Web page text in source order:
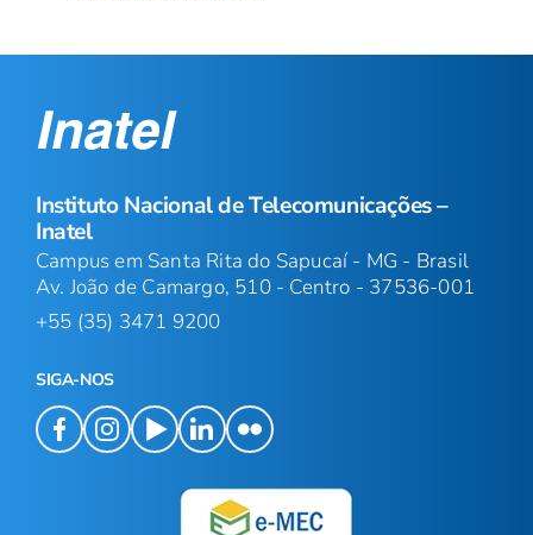
Instituto Nacional de Telecomunicações –
Inatel
Campus em Santa Rita do Sapucaí - MG - Brasil
Av. João de Camargo, 510 - Centro - 37536-001
+55 (35) 3471 9200
SIGA-NOS